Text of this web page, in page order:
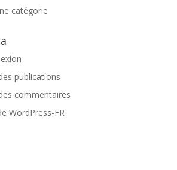
catégorie
publications
commentaires
WordPress-FR